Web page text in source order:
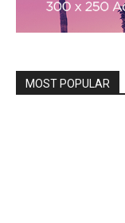
MOST POPULAR